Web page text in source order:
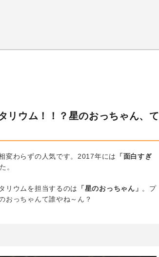
リウム！！？星のおっちゃん、て
変わらずの人気です。2017年には
「面白すぎ
。
リウムを担当するのは 「星のおっちゃん」 。プ
おっちゃんて誰やね～ん？